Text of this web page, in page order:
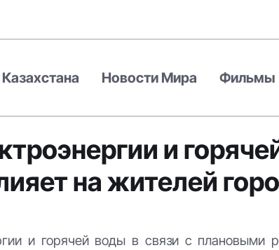
Новости Мира Фильмы
и
на жителей
и горячей воды в связи с плановыми